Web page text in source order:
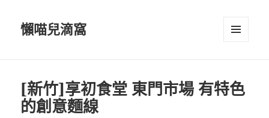
懶喵兒滴窩
[新竹]享初食堂 東門市場 有特色
的創意麵線